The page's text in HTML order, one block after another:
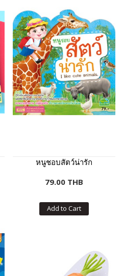
หนูชอบสัตว์น่ารัก
79.00 THB
Add to Cart